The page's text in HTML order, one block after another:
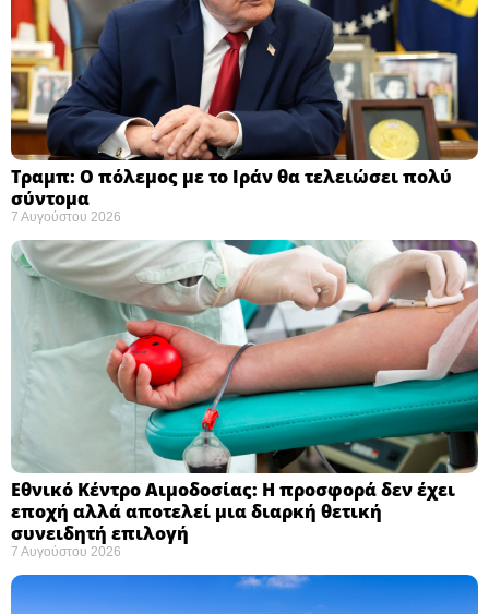
Τραμπ: Ο πόλεμος με το Ιράν θα τελειώσει πολύ
σύντομα ​
7 Αυγούστου 2026
Εθνικό Κέντρο Αιμοδοσίας: H προσφορά δεν έχει
εποχή αλλά αποτελεί μια διαρκή θετική
συνειδητή επιλογή ​
7 Αυγούστου 2026